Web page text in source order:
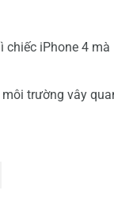
chiếc iPhone 4 mà
trường vây